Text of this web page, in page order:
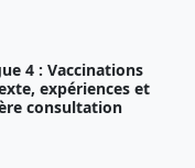
4 : Vaccinations
expériences et
consultation